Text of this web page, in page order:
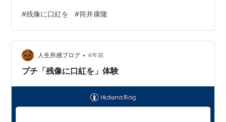
ンク あらすじ ある作家が虚構に身を置いて、ある実験を
する。 その世界では一文字ずつ音（おん）が消え、その
音を含む言葉や物や人も消滅する。 少しずつ言葉が消滅
していく世界は、最終的にどうなるのか。 当たり前にあ
るものが失くなった世界の先を描く実験的小説。 感想 ま
#残像に口紅を #筒井康隆
人生所感ブログ • 4年前
プチ「残像に口紅を」体験